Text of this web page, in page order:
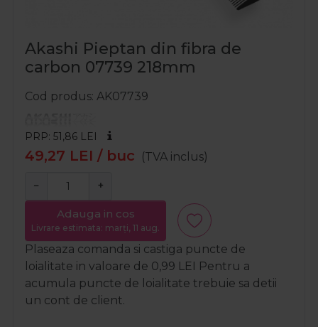
Akashi Pieptan din fibra de
carbon 07739 218mm
Cod produs AK07739
PRP: 51,86 LEI
49,27 LEI / buc (TVA inclus)
− +
Adauga in cos
Livrare estimata: marți, 11 aug.
Plaseaza comanda si castiga puncte de
loialitate in valoare de 0,99 LEI Pentru a
acumula puncte de loialitate trebuie sa detii
un cont de client.